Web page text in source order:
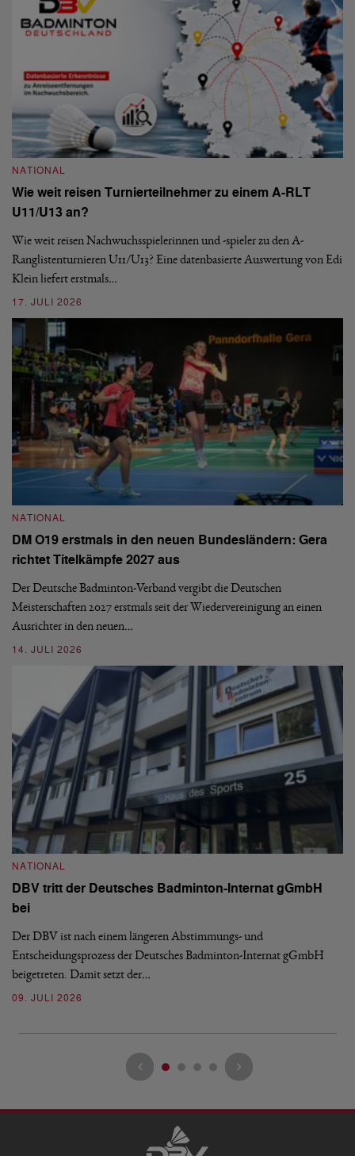
NATIONAL
Wie weit reisen Turnierteilnehmer zu einem A-RLT
U11/U13 an?
Wie weit reisen Nachwuchsspielerinnen und -spieler zu den A-
Ranglistenturnieren U11/U13? Eine datenbasierte Auswertung von Edi
Klein liefert erstmals…
17. JULI 2026
NATIONAL
DM O19 erstmals in den neuen Bundesländern: Gera
richtet Titelkämpfe 2027 aus
Der Deutsche Badminton-Verband vergibt die Deutschen
Meisterschaften 2027 erstmals seit der Wiedervereinigung an einen
Ausrichter in den neuen…
14. JULI 2026
NATIONAL
DBV tritt der Deutsches Badminton-Internat gGmbH
bei
Der DBV ist nach einem längeren Abstimmungs- und
Entscheidungsprozess der Deutsches Badminton-Internat gGmbH
beigetreten. Damit setzt der…
09. JULI 2026